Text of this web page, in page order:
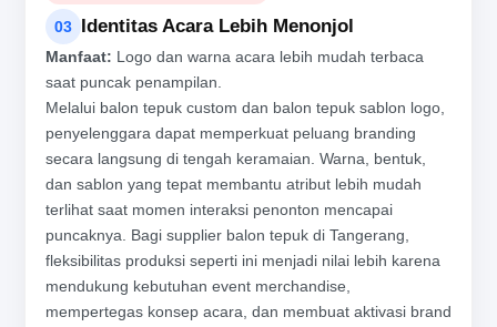
03 Identitas Acara Lebih Menonjol
Manfaat: Logo dan warna acara lebih mudah terbaca
saat puncak penampilan.
Melalui balon tepuk custom dan balon tepuk sablon logo,
penyelenggara dapat memperkuat peluang branding
secara langsung di tengah keramaian. Warna, bentuk,
dan sablon yang tepat membantu atribut lebih mudah
terlihat saat momen interaksi penonton mencapai
puncaknya. Bagi supplier balon tepuk di Tangerang,
fleksibilitas produksi seperti ini menjadi nilai lebih karena
mendukung kebutuhan event merchandise,
mempertegas konsep acara, dan membuat aktivasi brand